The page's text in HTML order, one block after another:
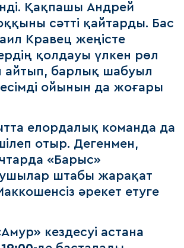
Қақпашы Андрей
сәтті қайтарды. Бас
Кравец жеңісте
қолдауы үлкен рөл
айтып, барлық шабуыл
ойынын да жоғары
елордалық команда да
отыр. Дегенмен,
«Барыс»
штабы жарақат
әрекет етуге
кездесуі астана